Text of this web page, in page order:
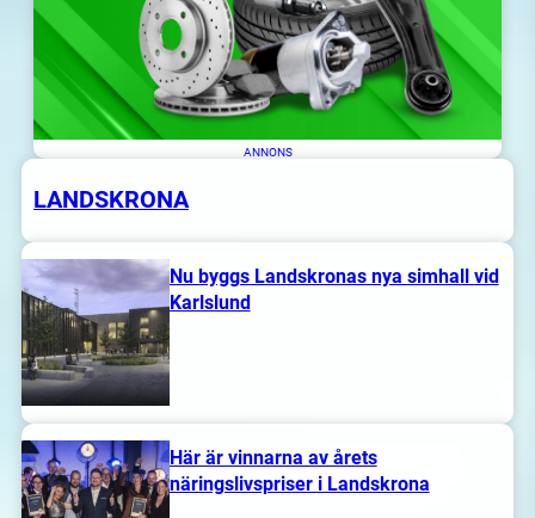
ANNONS
LANDSKRONA
Nu byggs Landskronas nya simhall vid
Karlslund
Här är vinnarna av årets
näringslivspriser i Landskrona